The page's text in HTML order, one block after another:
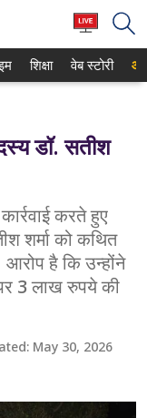
शिक्षा वेब स्टोरी
डॉ. सतीश
करते हुए
शर्मा को कथित
है कि उन्होंने
3 लाख रुपये की
May 30, 2026